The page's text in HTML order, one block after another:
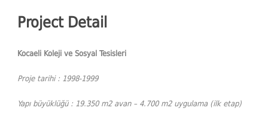
Project Detail
Kocaeli Koleji ve Sosyal Tesisleri
Proje tarihi : 1998-1999
Yapı büyüklüğü : 19.350 m2 avan – 4.700 m2 uygulama (ilk etap)